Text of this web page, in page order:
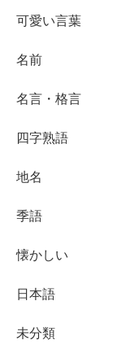
可愛い言葉
名前
名言・格言
四字熟語
地名
季語
懐かしい
日本語
未分類